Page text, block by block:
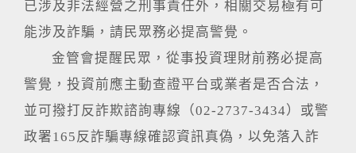
已涉及非法經營之刑事責任外，相關交易極有可
能涉及詐騙，請民眾務必提高警覺。
金管會提醒民眾，從事投資理財前務必提高
警覺，投資前應主動查證平台或業者是否合法，
並可撥打反詐欺諮詢專線（02-2737-3434）或警
政署165反詐騙專線確認資訊真偽，以免落入詐